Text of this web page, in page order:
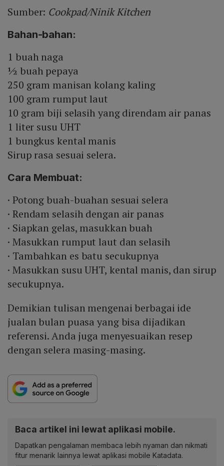
Sumber: Cookpad/Ninik Kitchen
Bahan-bahan:
1 buah naga
½ buah pepaya
250 gram manisan kolang kaling
100 gram rumput laut
10 gram biji selasih yang direndam air panas
1 liter susu UHT
1 bungkus kental manis
Sirup rasa sesuai selera.
Cara Membuat:
· Potong buah-buahan sesuai selera
· Rendam selasih dengan air panas
· Siapkan gelas, masukkan buah
· Masukkan rumput laut dan selasih
· Tambahkan es batu secukupnya
· Masukkan susu UHT, kental manis, dan sirup
secukupnya.
Demikian tulisan mengenai berbagai ide
jualan bulan puasa yang bisa dijadikan
referensi. Anda juga menyesuaikan resep
dengan selera masing-masing.
Baca artikel ini lewat aplikasi mobile.
Dapatkan pengalaman membaca lebih nyaman dan nikmati
fitur menarik lainnya lewat aplikasi mobile Katadata.